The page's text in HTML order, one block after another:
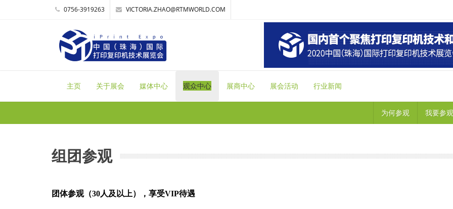
0756-3919263 VICTORIA.ZHAO@RTMWORLD.COM
主页 关于展会 媒体中心 观众中心 展商中心 展会活动 行业新闻
为何参观 我要参观
组团参观
团体参观（30人及以上），享受VIP待遇